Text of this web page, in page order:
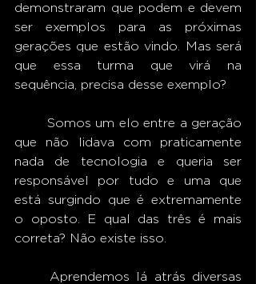
demonstraram que podem e devem
ser exemplos para as próximas
gerações que estão vindo. Mas será
que essa turma que virá na
sequência, precisa desse exemplo?
que não lidava com praticamente
nada de tecnologia e queria ser
responsável por tudo e uma que
está surgindo que é extremamente
o oposto. E qual das três é mais
correta? Não existe isso.